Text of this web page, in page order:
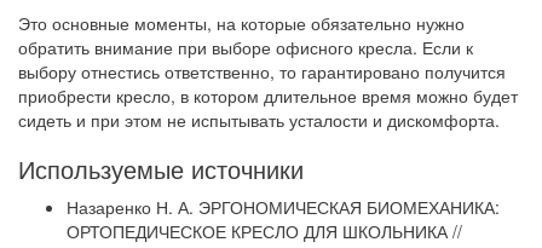
Это основные моменты, на которые обязательно нужно
обратить внимание при выборе офисного кресла. Если к
выбору отнестись ответственно, то гарантировано получится
приобрести кресло, в котором длительное время можно будет
сидеть и при этом не испытывать усталости и дискомфорта.
Используемые источники
Назаренко Н. А. ЭРГОНОМИЧЕСКАЯ БИОМЕХАНИКА:
ОРТОПЕДИЧЕСКОЕ КРЕСЛО ДЛЯ ШКОЛЬНИКА //